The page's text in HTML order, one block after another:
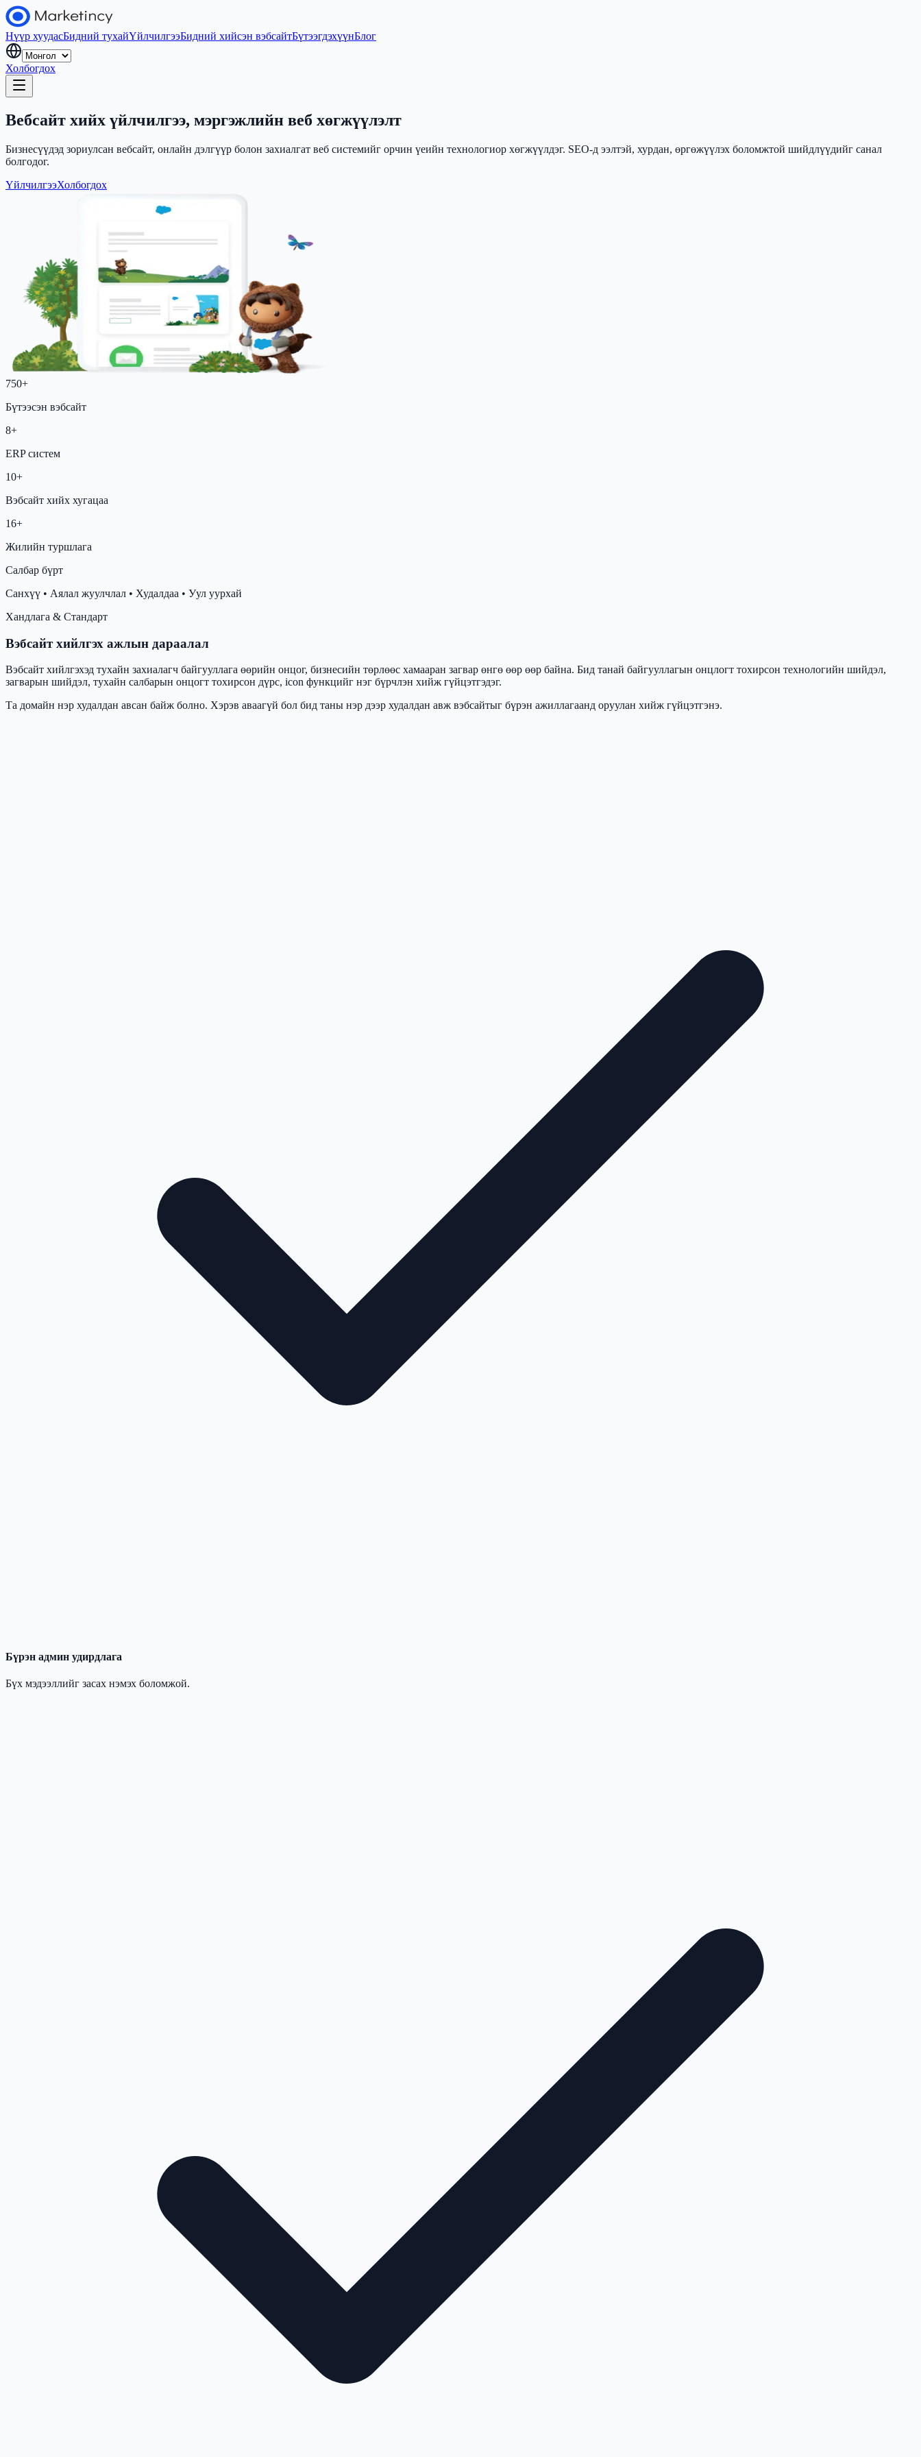
Нүүр хуудасБидний тухайҮйлчилгээБидний хийсэн вэбсайтБүтээгдэхүүнБлог
Холбогдох
Вебсайт хийх үйлчилгээ, мэргэжлийн веб хөгжүүлэлт
Бизнесүүдэд зориулсан вебсайт, онлайн дэлгүүр болон захиалгат веб системийг орчин үеийн технологиор хөгжүүлдэг. SEO-д ээлтэй, хурдан, өргөжүүлэх боломжтой шийдлүүдийг санал
болгодог.
ҮйлчилгээХолбогдох
750+
Бүтээсэн вэбсайт
8+
ERP систем
10+
Вэбсайт хийх хугацаа
16+
Жилийн туршлага
Салбар бүрт
Санхүү • Аялал жуулчлал • Худалдаа • Уул уурхай
Хандлага & Стандарт
Вэбсайт хийлгэх ажлын дараалал
Вэбсайт хийлгэхэд тухайн захиалагч байгууллага өөрийн онцог, бизнесийн төрлөөс хамааран загвар өнгө өөр өөр байна. Бид танай байгууллагын онцлогт тохирсон технологийн шийдэл,
загварын шийдэл, тухайн салбарын онцогт тохирсон дүрс, icon функцийг нэг бүрчлэн хийж гүйцэтгэдэг.
Та домайн нэр худалдан авсан байж болно. Хэрэв аваагүй бол бид таны нэр дээр худалдан авж вэбсайтыг бүрэн ажиллагаанд оруулан хийж гүйцэтгэнэ.
Бүрэн админ удирдлага
Бүх мэдээллийг засах нэмэх боломжой.